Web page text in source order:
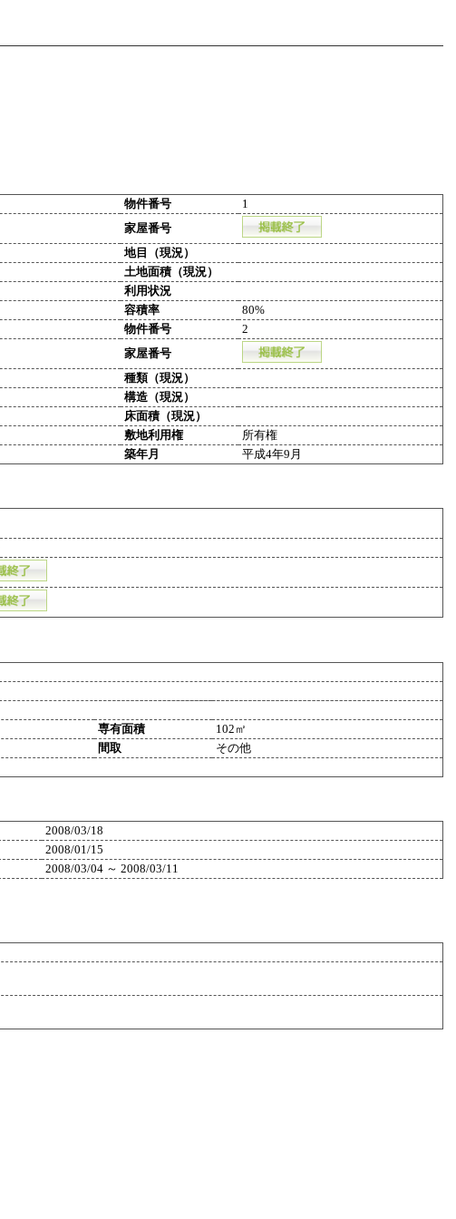
物件番号
1
家屋番号
地目（現況）
土地面積（現況）
利用状況
容積率
80%
物件番号
2
家屋番号
種類（現況）
構造（現況）
床面積（現況）
敷地利用権
所有権
築年月 平成4年9月
専有面積
102㎡
間取
その他
2008/03/18
2008/01/15
2008/03/04 ～ 2008/03/11